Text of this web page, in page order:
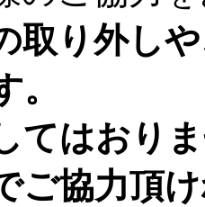
取り外し
てはおり
ご協力頂